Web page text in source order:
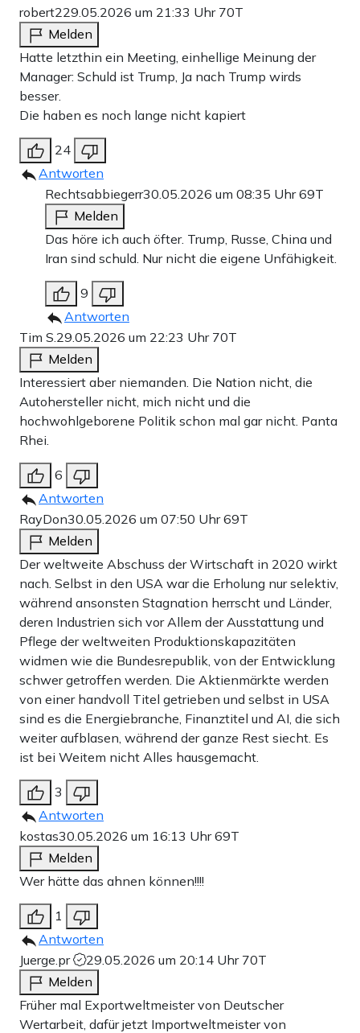
robert229.05.2026 um 21:33 Uhr 70T
Melden
Hatte letzthin ein Meeting, einhellige Meinung der
Manager: Schuld ist Trump, Ja nach Trump wirds
besser.
Die haben es noch lange nicht kapiert
24
Antworten
Rechtsabbiegerr30.05.2026 um 08:35 Uhr69T
Melden
Das höre ich auch öfter. Trump, Russe, China und
Iran sind schuld. Nur nicht die eigene Unfähigkeit.
9
Antworten
Tim S. 29.05.2026 um 22:23 Uhr 70T
Melden
Interessiert aber niemanden. Die Nation nicht, die
Autohersteller nicht, mich nicht und die
hochwohlgeborene Politik schon mal gar nicht. Panta
Rhei.
6
Antworten
RayDon30.05.2026 um 07:50 Uhr69T
Melden
Der weltweite Abschuss der Wirtschaft in 2020 wirkt
nach. Selbst in den USA war die Erholung nur selektiv,
während ansonsten Stagnation herrscht und Länder,
deren Industrien sich vor Allem der Ausstattung und
Pflege der weltweiten Produktionskapazitäten
widmen wie die Bundesrepublik, von der Entwicklung
schwer getroffen werden. Die Aktienmärkte werden
von einer handvoll Titel getrieben und selbst in USA
sind es die Energiebranche, Finanztitel und AI, die sich
weiter aufblasen, während der ganze Rest siecht. Es
ist bei Weitem nicht Alles hausgemacht.
3
Antworten
kostas30.05.2026 um 16:13 Uhr69T
Melden
Wer hätte das ahnen können!!!!
1
Antworten
Juerge.pr
29.05.2026 um 20:14 Uhr 70T
Melden
Früher mal Exportweltmeister von Deutscher
Wertarbeit, dafür jetzt Importweltmeister von